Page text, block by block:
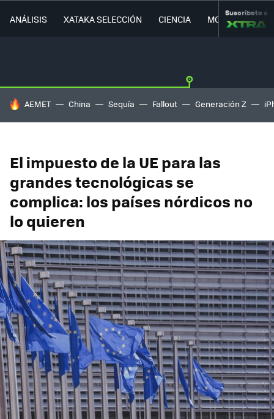
ANÁLISIS XATAKA SELECCIÓN CIENCIA MOVILIDAD
Suscríbete a
HOY SE HABLA DE
AEMET China Sequía Fallout Generación Z
El impuesto de la UE para las
grandes tecnológicas se
complica: los países nórdicos no
lo quieren